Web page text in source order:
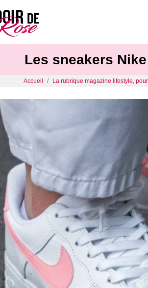
Les sneakers
Accueil La rubrique magazine lifestyle,